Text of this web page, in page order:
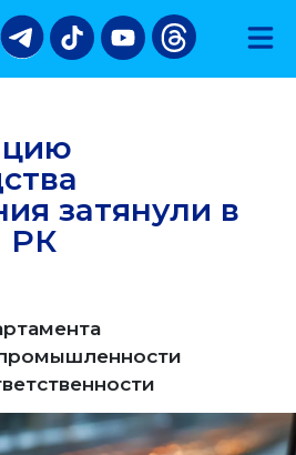
затянули в
РК